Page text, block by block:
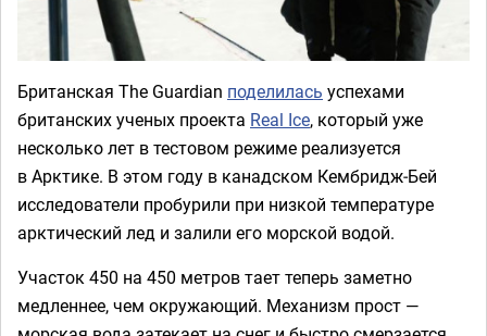
Британская The Guardian поделилась успехами
британских ученых проекта Real Ice, который уже
несколько лет в тестовом режиме реализуется
в Арктике. В этом году в канадском Кембридж‑Бей
исследователи пробурили при низкой температуре
арктический лед и залили его морской водой.
Участок 450 на 450 метров тает теперь заметно
медленнее, чем окружающий. Механизм прост —